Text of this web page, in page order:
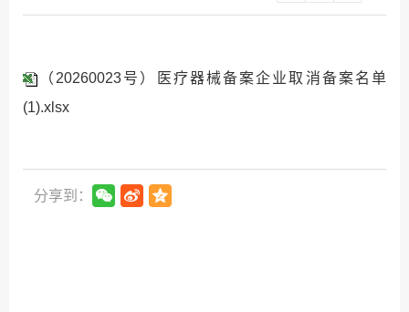
（20260023号）医疗器械备案企业取消备案名单
(1).xlsx
分享到：